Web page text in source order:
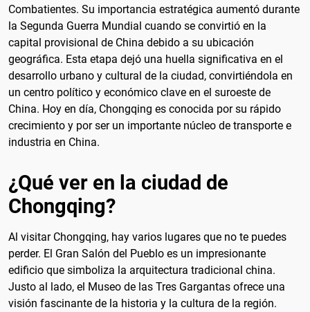
Combatientes. Su importancia estratégica aumentó durante
la Segunda Guerra Mundial cuando se convirtió en la
capital provisional de China debido a su ubicación
geográfica. Esta etapa dejó una huella significativa en el
desarrollo urbano y cultural de la ciudad, convirtiéndola en
un centro político y económico clave en el suroeste de
China. Hoy en día, Chongqing es conocida por su rápido
crecimiento y por ser un importante núcleo de transporte e
industria en China.
¿Qué ver en la ciudad de
Chongqing?
Al visitar Chongqing, hay varios lugares que no te puedes
perder. El Gran Salón del Pueblo es un impresionante
edificio que simboliza la arquitectura tradicional china.
Justo al lado, el Museo de las Tres Gargantas ofrece una
visión fascinante de la historia y la cultura de la región.